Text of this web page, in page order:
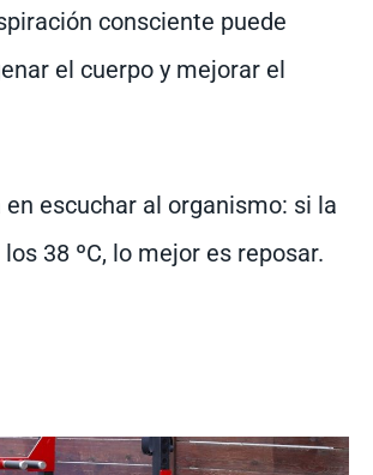
consciente puede
el cuerpo y mejorar el
escuchar al organismo: si la
38 ºC, lo mejor es reposar.